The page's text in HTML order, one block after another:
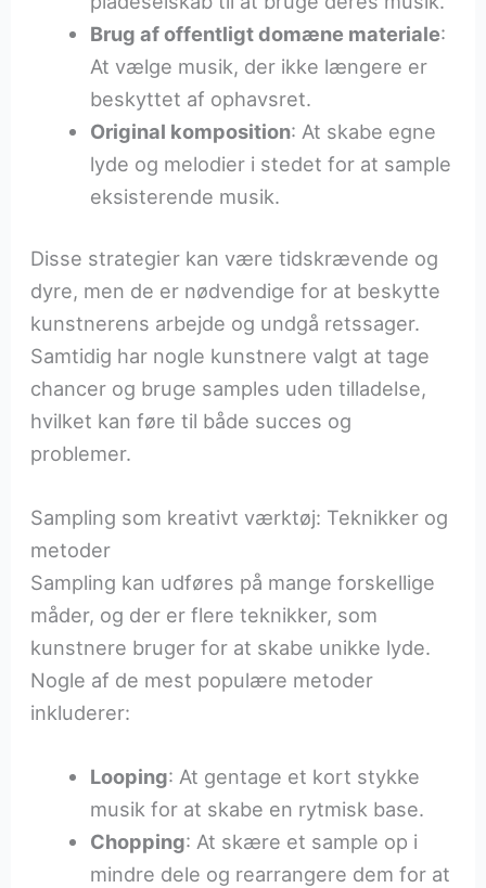
Brug af offentligt domæne materiale:
At vælge musik, der ikke længere er
beskyttet af ophavsret.
Original komposition: At skabe egne
lyde og melodier i stedet for at sample
eksisterende musik.
Disse strategier kan være tidskrævende og
dyre, men de er nødvendige for at beskytte
kunstnerens arbejde og undgå retssager.
Samtidig har nogle kunstnere valgt at tage
chancer og bruge samples uden tilladelse,
hvilket kan føre til både succes og
problemer.
Sampling som kreativt værktøj: Teknikker og
metoder
Sampling kan udføres på mange forskellige
måder, og der er flere teknikker, som
kunstnere bruger for at skabe unikke lyde.
Nogle af de mest populære metoder
inkluderer:
Looping: At gentage et kort stykke
musik for at skabe en rytmisk base.
Chopping: At skære et sample op i
mindre dele og rearrangere dem for at